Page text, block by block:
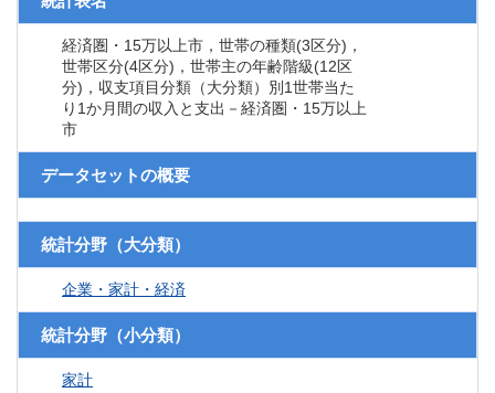
経済圏・15万以上市，世帯の種類(3区分)，
世帯区分(4区分)，世帯主の年齢階級(12区
分)，収支項目分類（大分類）別1世帯当た
り1か月間の収入と支出－経済圏・15万以上
市
データセットの概要
統計分野（大分類）
企業・家計・経済
統計分野（小分類）
家計